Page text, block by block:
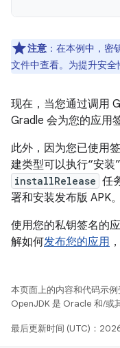
注意 ：在本例中，密
文件中查看。为提升安全
现在，当您通过调用
Gradle 会为您的应用
此外，因为您已使用
建类型可以执行“安装
installRelease 任
署和安装发布版 APK。
使用您的私钥签名的
解如何发布您的应用
本页面上的内容和代码示例
OpenJDK 是 Oracle 和/或
最后更新时间 (UTC)：